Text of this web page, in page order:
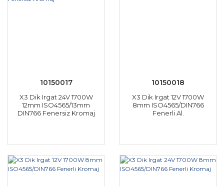
10150017
X3 Dik Irgat 24V 1700W
12mm ISO4565/13mm
DIN766 Fenersiz Kromaj
10150018
X3 Dik Irgat 12V 1700W
8mm ISO4565/DIN766
Fenerli Al.